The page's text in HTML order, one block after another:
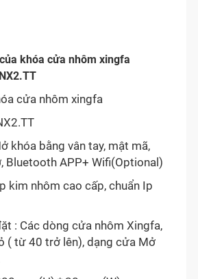
khóa cửa nhôm xingfa
cửa nhôm xingfa
khóa bằng vân tay, mật mã,
Bluetooth APP+ Wifi(Optional)
kim nhôm cao cấp, chuẩn Ip
: Các dòng cửa nhôm Xingfa,
( từ 40 trở lên), dạng cửa Mở